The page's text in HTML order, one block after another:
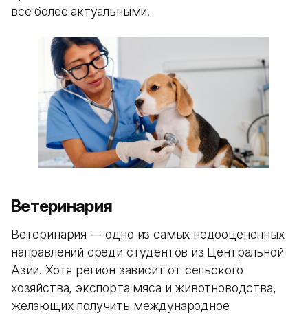
все более актуальными.
Ветеринария
Ветеринария — одно из самых недооцененных
направлений среди студентов из Центральной
Азии. Хотя регион зависит от сельского
хозяйства, экспорта мяса и животноводства,
желающих получить международное